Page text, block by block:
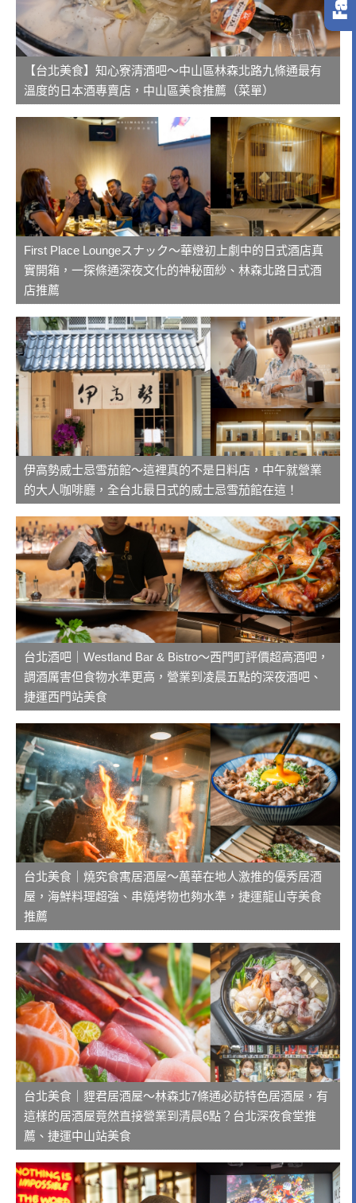
【台北美食】知心寮清酒吧～中山區林森北路九條通最有
溫度的日本酒專賣店，中山區美食推薦（菜單）
First Place Loungeスナック～華燈初上劇中的日式酒店真
實開箱，一探條通深夜文化的神秘面紗、林森北路日式酒
店推薦
伊高勢威士忌雪茄館～這裡真的不是日料店，中午就營業
的大人咖啡廳，全台北最日式的威士忌雪茄館在這！
台北酒吧｜Westland Bar & Bistro～西門町評價超高酒吧，
調酒厲害但食物水準更高，營業到凌晨五點的深夜酒吧、
捷運西門站美食
台北美食｜燒究食寓居酒屋～萬華在地人激推的優秀居酒
屋，海鮮料理超強、串燒烤物也夠水準，捷運龍山寺美食
推薦
台北美食｜貍君居酒屋～林森北7條通必訪特色居酒屋，有
這樣的居酒屋竟然直接營業到清晨6點？台北深夜食堂推
薦、捷運中山站美食